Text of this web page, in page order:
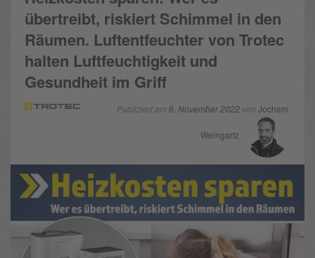
übertreibt, riskiert Schimmel in den
Räumen. Luftentfeuchter von Trotec
halten Luftfeuchtigkeit und
Gesundheit im Griff
Publiziert am 6. November 2022von Jochem
Weingartz